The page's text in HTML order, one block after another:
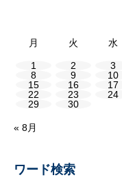
月 火 水
1 2 3
8
9 10
15
16 17
22
23 24
29
30
« 8月
ワード検索